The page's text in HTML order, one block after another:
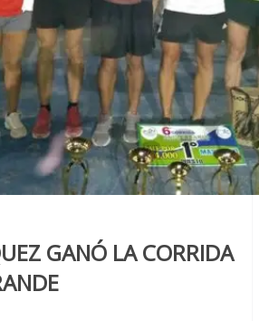
GANÓ LA CORRIDA